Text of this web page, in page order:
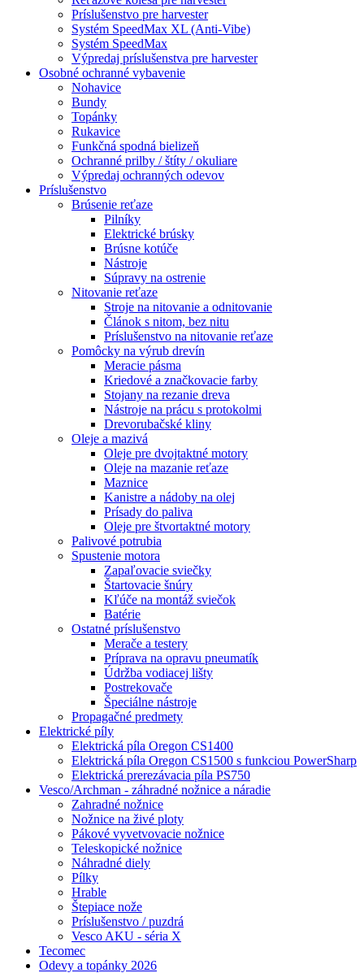
Príslušenstvo pre harvester
Systém SpeedMax XL (Anti-Vibe)
Systém SpeedMax
Výpredaj príslušenstva pre harvester
Osobné ochranné vybavenie
Nohavice
Bundy
Topánky
Rukavice
Funkčná spodná bielizeň
Ochranné prilby / štíty / okuliare
Výpredaj ochranných odevov
Príslušenstvo
Brúsenie reťaze
Pilníky
Elektrické brúsky
Brúsne kotúče
Nástroje
Súpravy na ostrenie
Nitovanie reťaze
Stroje na nitovanie a odnitovanie
Článok s nitom, bez nitu
Príslušenstvo na nitovanie reťaze
Pomôcky na výrub drevín
Meracie pásma
Kriedové a značkovacie farby
Stojany na rezanie dreva
Nástroje na prácu s protokolmi
Drevorubačské kliny
Oleje a mazivá
Oleje pre dvojtaktné motory
Oleje na mazanie reťaze
Maznice
Kanistre a nádoby na olej
Prísady do paliva
Oleje pre štvortaktné motory
Palivové potrubia
Spustenie motora
Zapaľovacie sviečky
Štartovacie šnúry
Kľúče na montáž sviečok
Batérie
Ostatné príslušenstvo
Merače a testery
Príprava na opravu pneumatík
Údržba vodiacej lišty
Postrekovače
Špeciálne nástroje
Propagačné predmety
Elektrické píly
Elektrická píla Oregon CS1400
Elektrická píla Oregon CS1500 s funkciou PowerSharp
Elektrická prerezávacia píla PS750
Vesco/Archman - záhradné nožnice a náradie
Zahradné nožnice
Nožnice na živé ploty
Pákové vyvetvovacie nožnice
Teleskopické nožnice
Náhradné diely
Pílky
Hrable
Štepiace nože
Príslušenstvo / puzdrá
Vesco AKU - séria X
Tecomec
Odevy a topánky 2026